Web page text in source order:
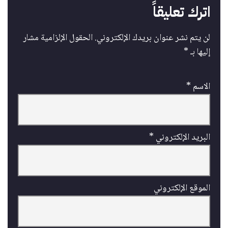
اترك تعليقاً
لن يتم نشر عنوان بريدك الإلكتروني.الحقول الإلزامية مشار
إليها بـ*
الاسم *
البريد الإلكتروني *
الموقع الإلكتروني